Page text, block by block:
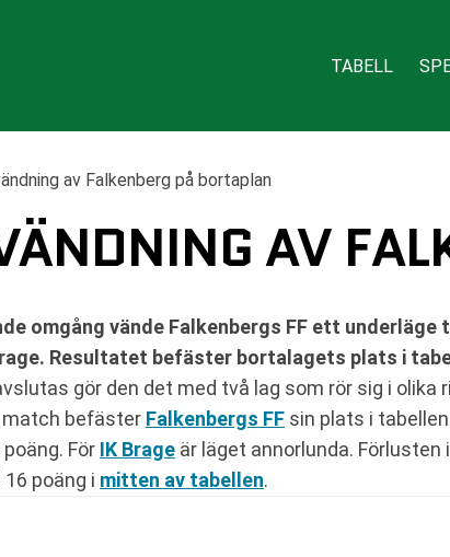
TABELL
av Falkenberg på bortaplan
AV
omgång vände Falkenbergs FF ett underläge
Resultatet befäster bortalagets plats i
gör den det med två lag som rör sig i olika
match befäster Falkenbergs FF sin plats i
För IK Brage är läget annorlunda. Förlusten
poäng i mitten av tabellen.